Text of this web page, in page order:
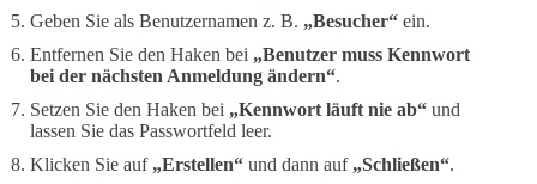
Geben Sie als Benutzernamen z. B. „Besucher“ ein.
Entfernen Sie den Haken bei „Benutzer muss Kennwort
bei der nächsten Anmeldung ändern“.
Setzen Sie den Haken bei „Kennwort läuft nie ab“ und
lassen Sie das Passwortfeld leer.
Klicken Sie auf „Erstellen“ und dann auf „Schließen“.